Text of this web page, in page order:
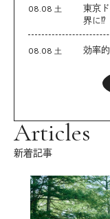
08.08 土
東京
界に⁉︎
08.08 土 効率
Articles
新着記事